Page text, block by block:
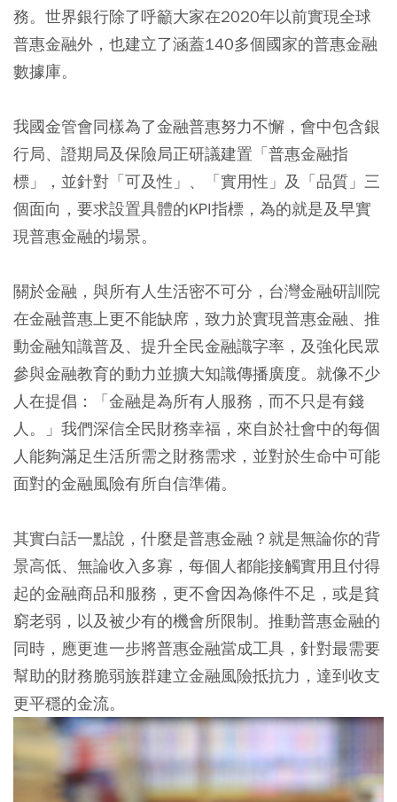
務。世界銀行除了呼籲大家在2020年以前實現全球
普惠金融外，也建立了涵蓋140多個國家的普惠金融
數據庫。
我國金管會同樣為了金融普惠努力不懈，會中包含銀
行局、證期局及保險局正研議建置「普惠金融指
標」，並針對「可及性」、「實用性」及「品質」三
個面向，要求設置具體的KPI指標，為的就是及早實
現普惠金融的場景。
關於金融，與所有人生活密不可分，台灣金融研訓院
在金融普惠上更不能缺席，致力於實現普惠金融、推
動金融知識普及、提升全民金融識字率，及強化民眾
參與金融教育的動力並擴大知識傳播廣度。就像不少
人在提倡：「金融是為所有人服務，而不只是有錢
人。」我們深信全民財務幸福，來自於社會中的每個
人能夠滿足生活所需之財務需求，並對於生命中可能
面對的金融風險有所自信準備。
其實白話一點說，什麼是普惠金融？就是無論你的背
景高低、無論收入多寡，每個人都能接觸實用且付得
起的金融商品和服務，更不會因為條件不足，或是貧
窮老弱，以及被少有的機會所限制。推動普惠金融的
同時，應更進一步將普惠金融當成工具，針對最需要
幫助的財務脆弱族群建立金融風險抵抗力，達到收支
更平穩的金流。